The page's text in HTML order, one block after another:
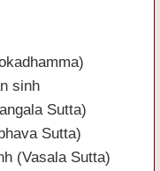
sinh
Sutta)
Sutta)
(Vasala Sutta)